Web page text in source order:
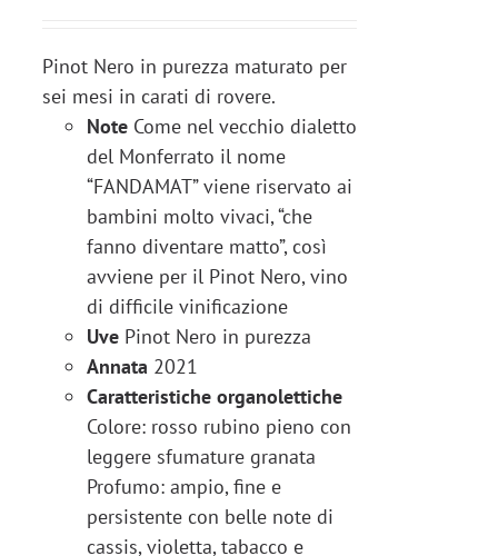
Pinot Nero in purezza maturato per
sei mesi in carati di rovere.
NoteCome nel vecchio dialetto
del Monferrato il nome
“FANDAMAT” viene riservato ai
bambini molto vivaci, “che
fanno diventare matto”, così
avviene per il Pinot Nero, vino
di difficile vinificazione
UvePinot Nero in purezza
Annata 2021
Caratteristiche organolettiche
Colore: rosso rubino pieno con
leggere sfumature granata
Profumo: ampio, fine e
persistente con belle note di
cassis, violetta, tabacco e